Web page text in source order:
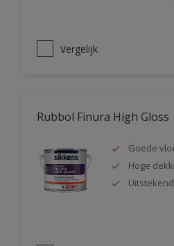
Vergelijk
Rubbol Finura High Gloss
Goede
Hoge